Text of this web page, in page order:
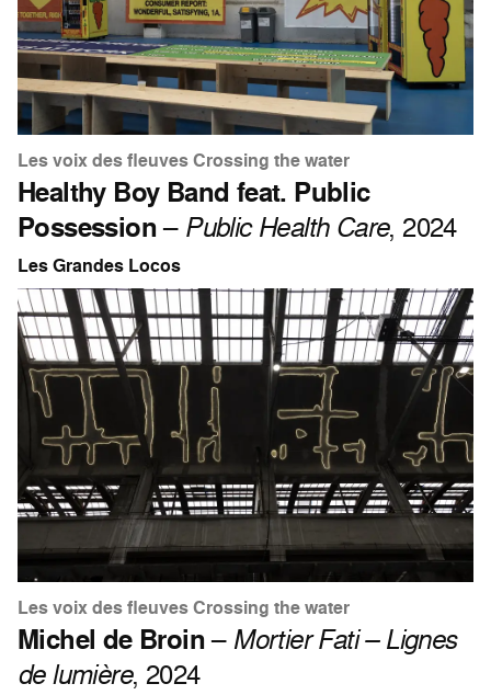
Les voix des fleuves Crossing the water
Healthy Boy Band feat. Public
Possession– Public Health Care, 2024
Les Grandes Locos
Les voix des fleuves Crossing the water
Michel de Broin– Mortier Fati – Lignes
de lumière, 2024